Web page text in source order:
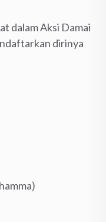
dalam Aksi Damai
dirinya